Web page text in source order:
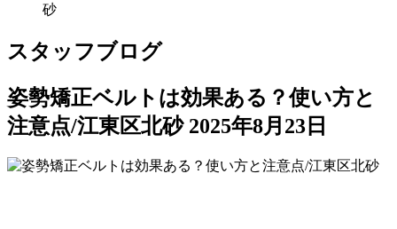
砂
スタッフブログ
姿勢矯正ベルトは効果ある？使い方と
注意点/江東区北砂 2025年8月23日